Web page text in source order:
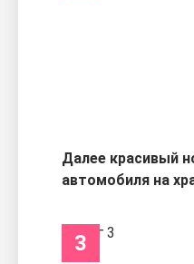
Далее красивый
автомобиля на
3